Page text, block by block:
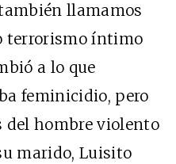
llamamos
terrorismo íntimo
a lo que
feminicidio, pero
del hombre violento
marido, Luisito